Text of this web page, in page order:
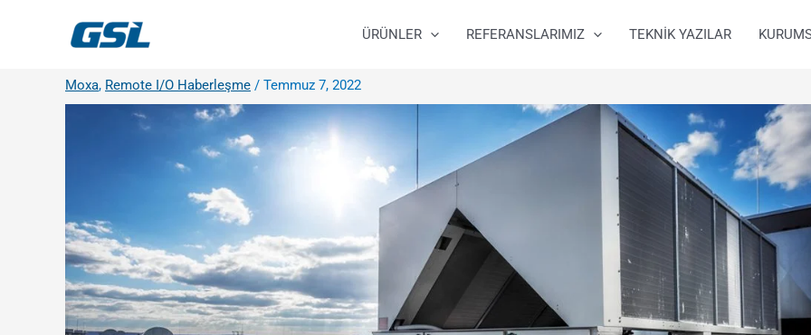
ÜRÜNLER REFERANSLARIMIZ TEKNİK YAZILAR
Moxa, Remote I/O Haberleşme / Temmuz 7, 2022